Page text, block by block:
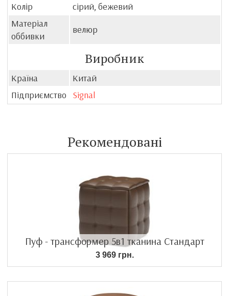
Колір
сірий, бежевий
Матеріал
оббивки
велюр
Виробник
Країна
Китай
Підприємство
Signal
Рекомендовані
Пуф - трансформер 5в1 тканина Стандарт
3 969 грн.